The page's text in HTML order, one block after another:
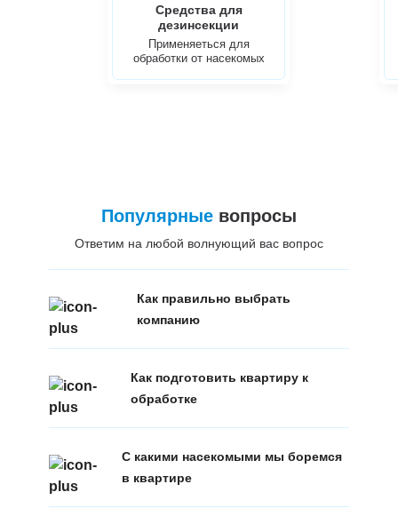
Средства для
дезинсекции
Применяеться для
обработки от насекомых
Популярныевопросы
Ответим на любой волнующий вас вопрос
Как правильно выбрать
компанию
Как подготовить квартиру к
обработке
С какими насекомыми мы боремся
в квартире